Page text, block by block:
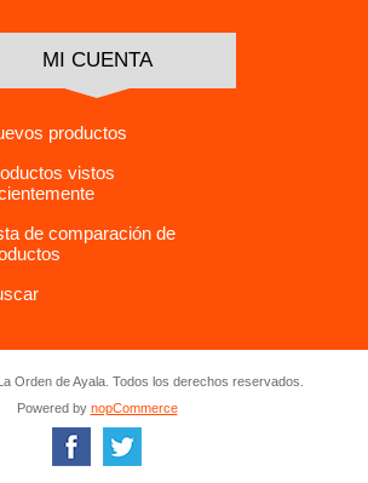
MI CUENTA
productos
vistos
de comparación de
Orden de Ayala. Todos los derechos reservados.
Powered by nopCommerce